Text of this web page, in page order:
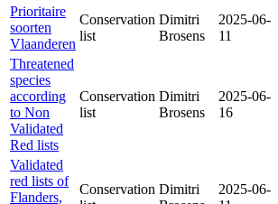
Prioritaire
soorten
Vlaanderen
Conservation
list
Dimitri
Brosens
2025-06-
11
Threatened
species
according
to Non
Validated
Red lists
Conservation
list
Dimitri
Brosens
2025-06-
16
Validated
red lists of
Flanders,
Conservation Dimitri
2025-06-